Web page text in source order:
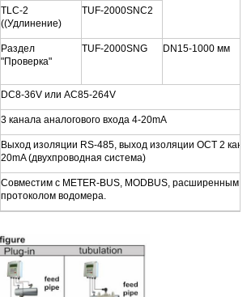
TLC-2
((Удлинение)
TUF-2000SNC2
Раздел
"Проверка"
TUF-2000SNG DN15-1000 мм
DC8-36V или AC85-264V
3 канала аналогового входа 4-20mA
Выход изоляции RS-485, выход изоляции OCT 2
20mA (двухпроводная система)
Совместим с METER-BUS, MODBUS, расширенным
протоколом водомера.